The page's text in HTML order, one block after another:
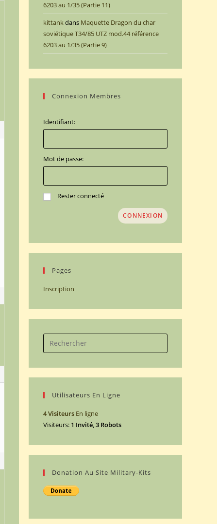
6203 au 1/35 (Partie 11)
kittankdans Maquette Dragon du char
soviétique T34/85 UTZ mod.44 référence
6203 au 1/35 (Partie 9)
Connexion Membres
Identifiant:
Mot de passe:
Rester connecté
CONNEXION
Pages
Inscription
Utilisateurs En Ligne
4 Visiteurs En ligne
Visiteurs: 1 Invité, 3 Robots
Donation Au Site Military-Kits